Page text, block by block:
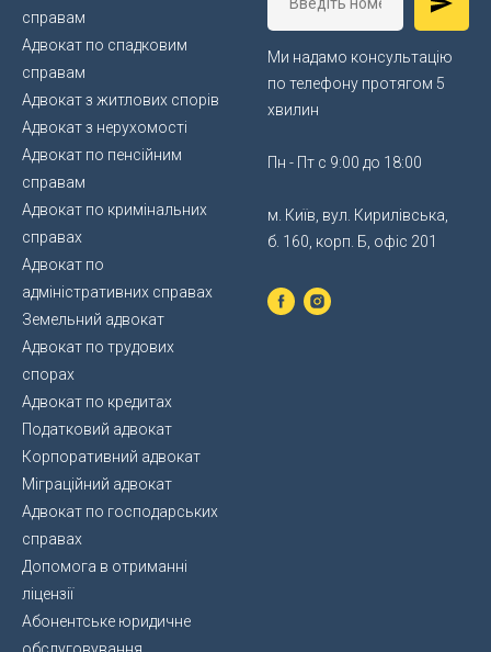
справам
Адвокат по спадковим
справам
Адвокат з житлових спорів
Адвокат з нерухомості
Адвокат по пенсійним
справам
Адвокат по кримінальних
справах
Адвокат по
адміністративних справах
Земельний адвокат
Адвокат по трудових
спорах
Адвокат по кредитах
Податковий адвокат
Корпоративний адвокат
Міграційний адвокат
Адвокат по господарських
справах
Допомога в отриманні
ліцензії
Абонентське юридичне
Ми надамо консультацію
по телефону протягом 5
хвилин
Пн - Пт с 9:00 до 18:00
м. Київ, вул. Кирилівська,
б. 160, корп. Б, офіс 201